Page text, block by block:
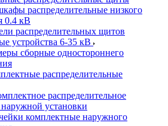
распределительные низкого
0.4 кВ
распределительных щитов
устройства 6-35 кВ
сборные одностороннего
распределительные
распределительное
наружной установки
комплектные наружного